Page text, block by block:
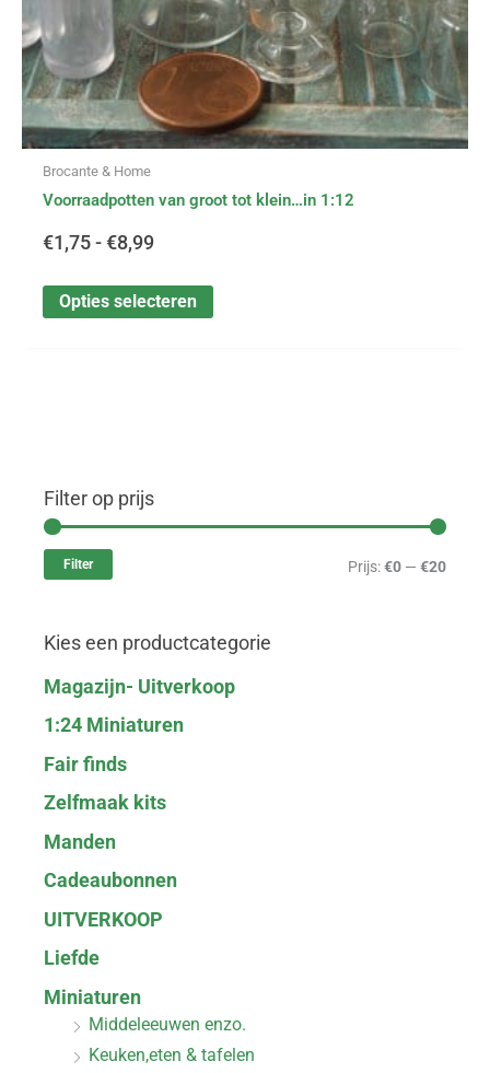
Filter op prijs
nx
Filter Prijs:€0 — €20
Kies een productcategorie
Magazijn- Uitverkoop
1:24 Miniaturen
Fair finds
Zelfmaak kits
Manden
Cadeaubonnen
UITVERKOOP
Liefde
Miniaturen
Middeleeuwen enzo.
Keuken,eten & tafelen
Brocante & Home
Voorraadpotten van groot tot klein…in 1:12
€1,75 - €8,99
Opties selecteren
productpagina